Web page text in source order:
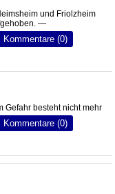
und Friolzheim
—
Kommentare (0)
Gefahr besteht nicht mehr
Kommentare (0)